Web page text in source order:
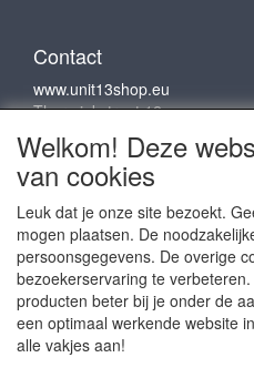
Contact
www.unit13shop.eu
Thermiekstraat 12
6361 HB Nuth
info@unit13shop.eu
Sociale media
Welkom! Deze
van cookies
Leuk dat je onze site bezoekt.
mogen plaatsen. De
persoonsgegevens. De overige
bezoekerservaring te
producten beter bij je onder de
een optimaal werkende website
alle vakjes aan!